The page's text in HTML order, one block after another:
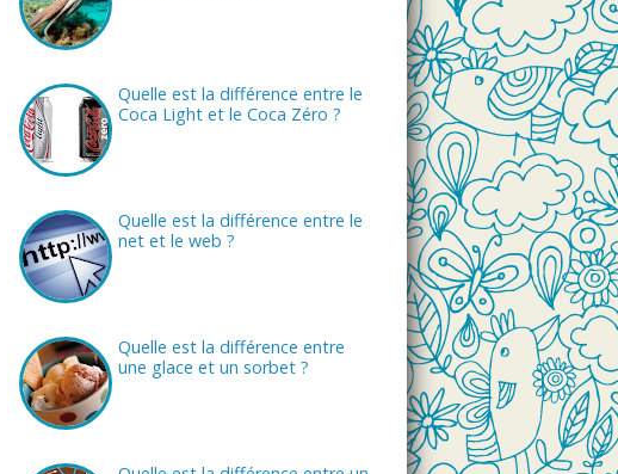
Quelle est la différence entre le
Coca Light et le Coca Zéro ?
Quelle est la différence entre le
net et le web ?
Quelle est la différence entre
une glace et un sorbet ?